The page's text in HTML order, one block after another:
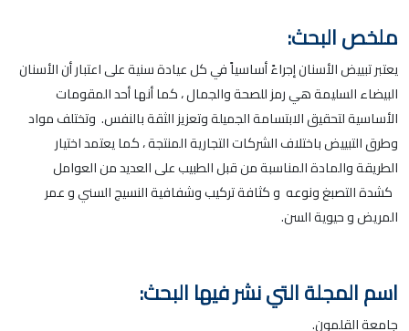
ملخص البحث:
يعتبر تبييض الأسنان إجراءً أساسياً في كل عيادة سنية على اعتبار أن الأسنان
البيضاء السليمة هي رمز للصحة والجمال ، كما أنها أحد المقومات
الأساسية لتحقيق الابتسامة الجميلة وتعزيز الثقة بالنفس. وتختلف مواد
وطرق التبييض باختلاف الشركات التجارية المنتجة ، كما يعتمد اختيار
الطريقة والمادة المناسبة من قبل الطبيب على العديد من العوامل
كشدة التصبغ ونوعه و كثافة تركيب وشفافية النسيج السني و عمر
المريض و حيوية السن.
اسم المجلة التي نشر فيها البحث:
جامعة القلمون.